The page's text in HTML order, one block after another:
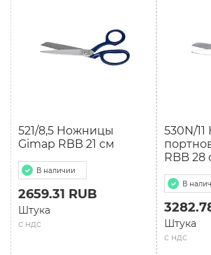
521/8,5 Ножницы
Gimap RBB 21 см
В наличии
с ндс
2659.31 RUB
Штука
530N/
RBB 28
В
с ндс
Штука